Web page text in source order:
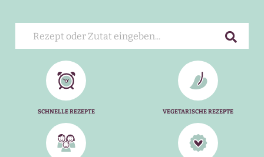
SCHNELLE REZEPTE VEGETARISCHE REZEPTE